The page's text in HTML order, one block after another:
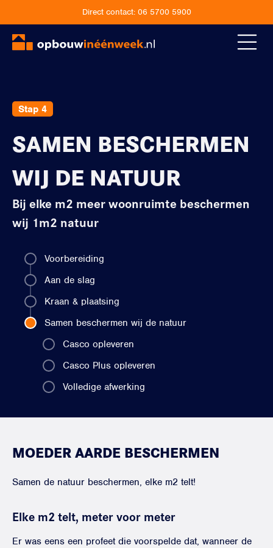
Direct contact: 06 5700 5900
Stap 4
SAMEN BESCHERMEN
WIJ DE NATUUR
Bij elke m2 meer woonruimte beschermen
wij 1m2 natuur
Voorbereiding
Aan de slag
Kraan & plaatsing
Samen beschermen wij de natuur
Casco opleveren
Casco Plus opleveren
Volledige afwerking
MOEDER AARDE BESCHERMEN
Samen de natuur beschermen, elke m2 telt!
Elke m2 telt, meter voor meter
Er was eens een profeet die voorspelde dat, wanneer de